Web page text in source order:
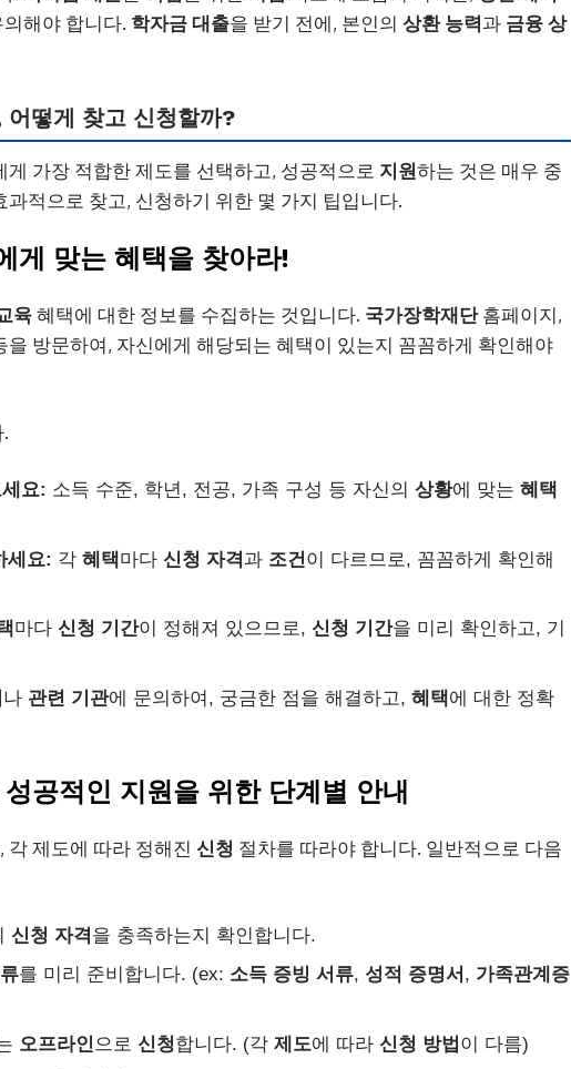
의해야 합니다. 학자금 대출을 받기 전에, 본인의 상환 능력과 금융상
떻게 찾고 신청할까?
게 가장 적합한 제도를 선택하고, 성공적으로 지원하는 것은 매우 중
과적으로 찾고, 신청하기 위한 몇 가지 팁입니다.
게 맞는 혜택을 찾아라!
육혜택에 대한 정보를 수집하는 것입니다. 국가장학재단홈페이지,
을 방문하여, 자신에게 해당되는 혜택이 있는지 꼼꼼하게 확인해야
요: 소득 수준, 학년, 전공, 가족 구성 등 자신의 상황에 맞는 혜택
세요: 각 혜택마다 신청 자격과 조건 이 다르므로, 꼼꼼하게 확인해
마다 신청 기간이 정해져 있으므로, 신청 기간을 미리 확인하고, 기
나 관련 기관에 문의하여, 궁금한 점을 해결하고, 혜택에 대한 정확
공적인 지원을 위한 단계별 안내
제도에 따라 정해진 신청 절차를 따라야 합니다. 일반적으로 다음
신청 자격을 충족하는지 확인합니다.
를 미리 준비합니다. (ex: 소득 증빙 서류, 성적 증명서 , 가족관계증
오프라인 으로 신청합니다. (각 제도에 따라 신청 방법 이 다름)